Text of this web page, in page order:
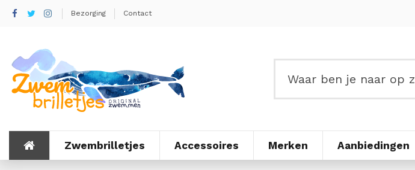
Bezorging Contact
Zwembrilletjes Accessoires Merken Aanbiedingen